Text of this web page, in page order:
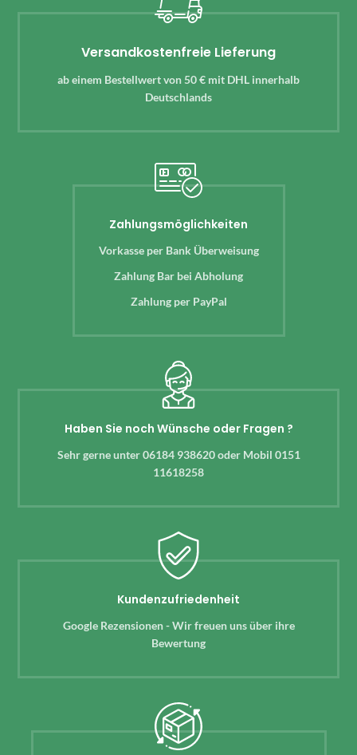
Versandkostenfreie Lieferung
ab einem Bestellwert von 50 € mit DHL innerhalb
Deutschlands
Zahlungsmöglichkeiten
Vorkasse per Bank Überweisung
Zahlung Bar bei Abholung
Zahlung per PayPal
Haben Sie noch Wünsche oder Fragen ?
Sehr gerne unter 06184 938620 oder Mobil 0151
11618258
Kundenzufriedenheit
Google Rezensionen - Wir freuen uns über ihre
Bewertung